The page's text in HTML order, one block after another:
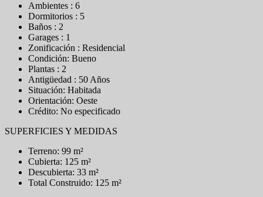
Ambientes : 6
Dormitorios : 5
Baños : 2
Garages : 1
Zonificación : Residencial
Condición: Bueno
Plantas : 2
Antigüedad : 50 Años
Situación: Habitada
Orientación: Oeste
Crédito: No especificado
SUPERFICIES Y MEDIDAS
Terreno: 99 m²
Cubierta: 125 m²
Descubierta: 33 m²
Total Construido: 125 m²